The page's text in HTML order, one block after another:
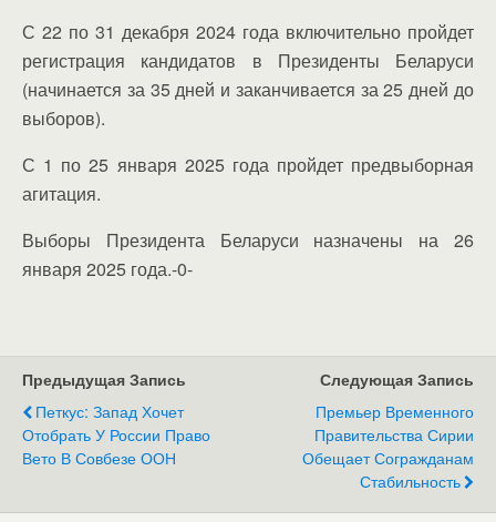
С 22 по 31 декабря 2024 года включительно пройдет
регистрация кандидатов в Президенты Беларуси
(начинается за 35 дней и заканчивается за 25 дней до
выборов).
С 1 по 25 января 2025 года пройдет предвыборная
агитация.
Выборы Президента Беларуси назначены на 26
января 2025 года.-0-
Предыдущая Запись
Петкус: Запад Хочет
Отобрать У России Право
Вето В Совбезе ООН
Следующая Запись
Премьер Временного
Правительства Сирии
Обещает Согражданам
Стабильность